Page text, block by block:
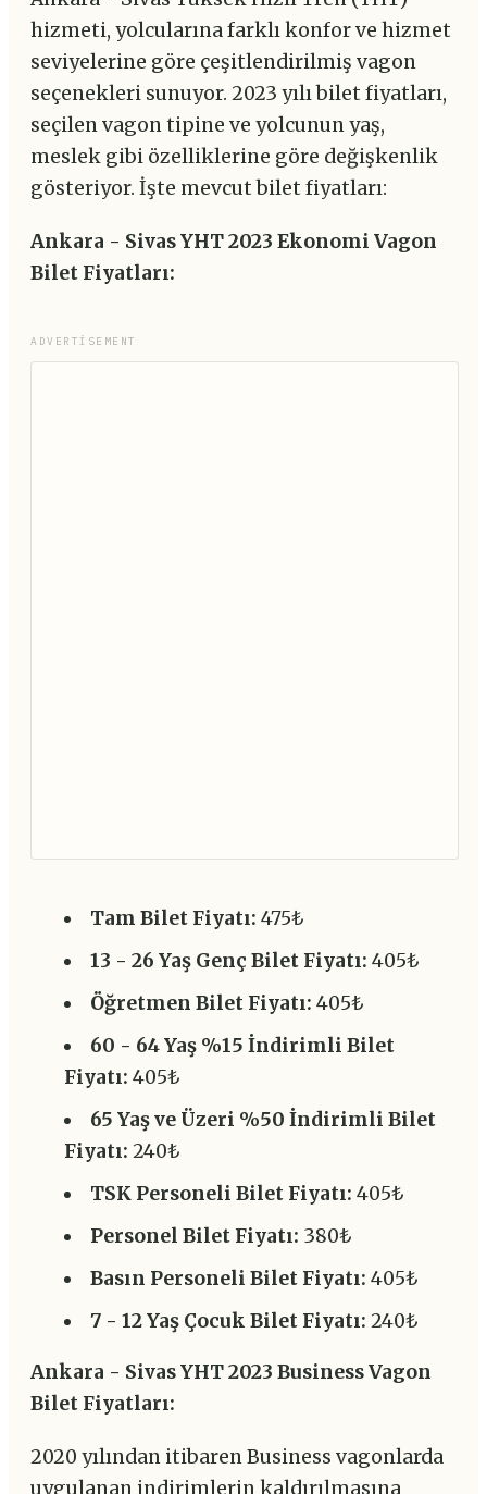
hizmeti, yolcularına farklı konfor ve hizmet
seviyelerine göre çeşitlendirilmiş vagon
seçenekleri sunuyor. 2023 yılı bilet fiyatları,
seçilen vagon tipine ve yolcunun yaş,
meslek gibi özelliklerine göre değişkenlik
gösteriyor. İşte mevcut bilet fiyatları:
Ankara - Sivas YHT 2023 Ekonomi Vagon
Bilet Fiyatları:
ADVERTISEMENT
Tam Bilet Fiyatı: 475₺
13 - 26 Yaş Genç Bilet Fiyatı: 405₺
Öğretmen Bilet Fiyatı: 405₺
60 - 64 Yaş %15 İndirimli Bilet
Fiyatı: 405₺
65 Yaş ve Üzeri %50 İndirimli Bilet
Fiyatı: 240₺
TSK Personeli Bilet Fiyatı: 405₺
Personel Bilet Fiyatı: 380₺
Basın Personeli Bilet Fiyatı: 405₺
7 - 12 Yaş Çocuk Bilet Fiyatı: 240₺
Ankara - Sivas YHT 2023 Business Vagon
Bilet Fiyatları:
2020 yılından itibaren Business vagonlarda
uygulanan indirimlerin kaldırılmasına